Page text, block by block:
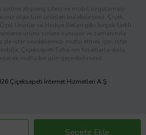
Sepete Ekle
online alışveriş sitesi ve mobil uygulaması
olan tüm ürünleri bulabilirsiniz. Çiçek,
Ürünler ve Hediye Setleri gibi birçok farklı
ürünü sizlere sunuyor ve zamanında
de ister sevdiklerinizi mutlu etmek için, ister
Çiçeksepeti Extra’nın fırsatlarla dolu
mutlu bir gün geçirebilirsiniz.
Çiçeksepeti İnternet Hizmetleri A.Ş